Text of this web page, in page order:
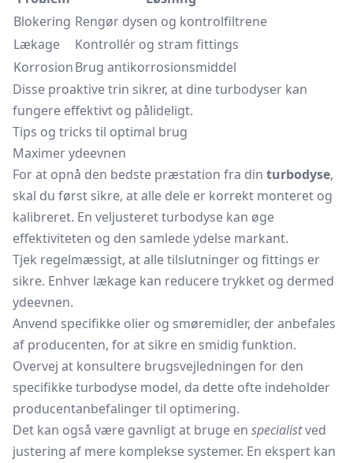
Blokering Rengør dysen og kontrolfiltrene
Lækage
Kontrollér og stram fittings
KorrosionBrug antikorrosionsmiddel
Disse proaktive trin sikrer, at dine turbodyser kan
fungere effektivt og pålideligt.
Tips og tricks til optimal brug
Maximer ydeevnen
For at opnå den bedste præstation fra din turbodyse,
skal du først sikre, at alle dele er korrekt monteret og
kalibreret. En veljusteret turbodyse kan øge
effektiviteten og den samlede ydelse markant.
Tjek regelmæssigt, at alle tilslutninger og fittings er
sikre. Enhver lækage kan reducere trykket og dermed
ydeevnen.
Anvend specifikke olier og smøremidler, der anbefales
af producenten, for at sikre en smidig funktion.
Overvej at konsultere brugsvejledningen for den
specifikke turbodyse model, da dette ofte indeholder
producentanbefalinger til optimering.
Det kan også være gavnligt at bruge en specialistved
justering af mere komplekse systemer. En ekspert kan